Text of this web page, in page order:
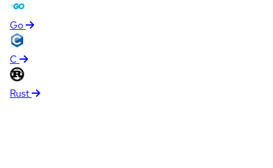
Go
C
Rust